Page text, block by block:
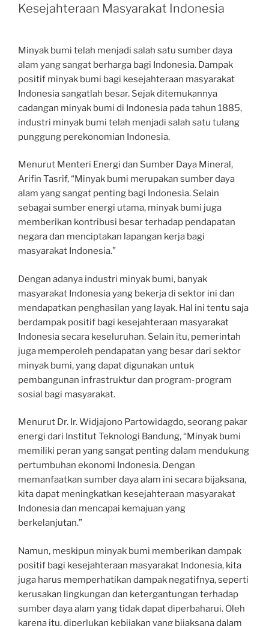
Kesejahteraan Masyarakat Indonesia
Minyak bumi telah menjadi salah satu sumber daya
alam yang sangat berharga bagi Indonesia. Dampak
positif minyak bumi bagi kesejahteraan masyarakat
Indonesia sangatlah besar. Sejak ditemukannya
cadangan minyak bumi di Indonesia pada tahun 1885,
industri minyak bumi telah menjadi salah satu tulang
punggung perekonomian Indonesia.
Menurut Menteri Energi dan Sumber Daya Mineral,
Arifin Tasrif, “Minyak bumi merupakan sumber daya
alam yang sangat penting bagi Indonesia. Selain
sebagai sumber energi utama, minyak bumi juga
memberikan kontribusi besar terhadap pendapatan
negara dan menciptakan lapangan kerja bagi
masyarakat Indonesia.”
Dengan adanya industri minyak bumi, banyak
masyarakat Indonesia yang bekerja di sektor ini dan
mendapatkan penghasilan yang layak. Hal ini tentu saja
berdampak positif bagi kesejahteraan masyarakat
Indonesia secara keseluruhan. Selain itu, pemerintah
juga memperoleh pendapatan yang besar dari sektor
minyak bumi, yang dapat digunakan untuk
pembangunan infrastruktur dan program-program
sosial bagi masyarakat.
Menurut Dr. Ir. Widjajono Partowidagdo, seorang pakar
energi dari Institut Teknologi Bandung, “Minyak bumi
memiliki peran yang sangat penting dalam mendukung
pertumbuhan ekonomi Indonesia. Dengan
memanfaatkan sumber daya alam ini secara bijaksana,
kita dapat meningkatkan kesejahteraan masyarakat
Indonesia dan mencapai kemajuan yang
berkelanjutan.”
Namun, meskipun minyak bumi memberikan dampak
positif bagi kesejahteraan masyarakat Indonesia, kita
juga harus memperhatikan dampak negatifnya, seperti
kerusakan lingkungan dan ketergantungan terhadap
sumber daya alam yang tidak dapat diperbaharui. Oleh
karena itu, diperlukan kebijakan yang bijaksana dalam